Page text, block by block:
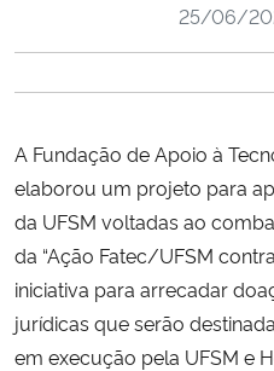
Ministério da Ciência, Tecnologia,
Ministério do Turismo
Ministério do Desenvolvimento Regional
Controladoria-Geral da União
Ministério da Mulher, da Família e dos
25/06/
A Fundação de Apoio à
elaborou um projeto para
da UFSM voltadas ao
da “Ação Fatec/UFSM
iniciativa para arrecadar
jurídicas que serão
em execução pela UFSM e